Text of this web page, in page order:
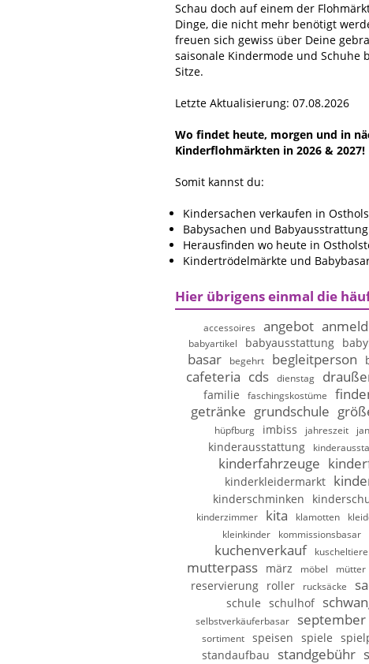
Schau doch auf einem der
Dinge, die nicht mehr benötigt
freuen sich gewiss über Deine
saisonale Kindermode und Schuhe
Sitze.
Letzte Aktualisierung: 07.08.2026
Wo findet heute, morgen und in
Kinderflohmärkten in 2026 & 2027!
Somit kannst du:
Kindersachen verkaufen in
Babysachen und
Herausfinden wo heute in
Kindertrödelmärkte und
Hier übrigens einmal die
accessoires angebot
babyartikel babyausstattung
basar begehrt begleitperson
cafeteria cds dienstag
familie faschingskostüme
getränke grundschule
hüpfburg imbiss jahreszeit
kinderausstattung
kinderfahrzeuge
kinderkleidermarkt
kinderschminken
kinderzimmer kita klamotten
kleinkinder
kommissionsbasar
kuchenverkauf kuscheltiere
mutterpass märz möbel mütter
reservierung roller rucksäcke
schule schulhof
selbstverkäuferbasar september
sortiment speisen spiele
standaufbau standgebühr